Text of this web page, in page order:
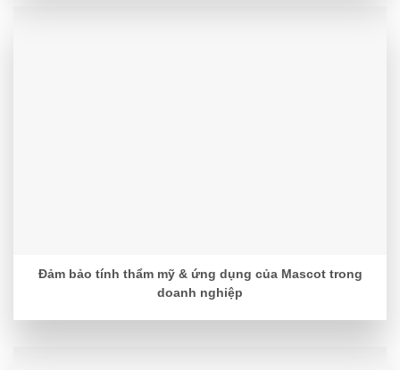
Đảm bảo tính thẩm mỹ & ứng dụng của Mascot trong
doanh nghiệp